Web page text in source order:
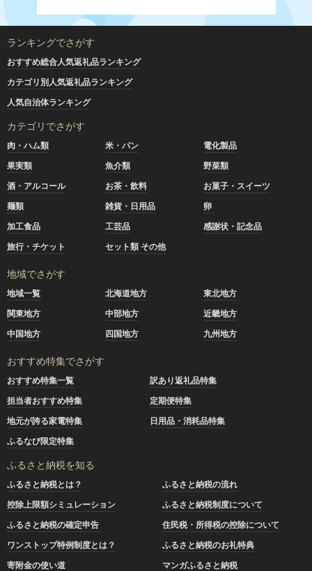
ランキングでさがす
おすすめ総合人気返礼品ランキング
カテゴリ別人気返礼品ランキング
人気自治体ランキング
カテゴリでさがす
肉・ハム類 米・パン
電化製品
果実類
魚介類
野菜類
酒・アルコール
お茶・飲料
お菓子・スイーツ
麺類
雑貨・日用品
卵
加工食品
工芸品
感謝状・記念品
旅行・チケット
セット類 その他
地域でさがす
地域一覧 北海道地方
東北地方
関東地方
中部地方
近畿地方
中国地方
四国地方 九州地方
おすすめ特集でさがす
おすすめ特集一覧
訳あり返礼品特集
担当者おすすめ特集
定期便特集
地元が誇る家電特集
日用品・消耗品特集
ふるなび限定特集
ふるさと納税を知る
ふるさと納税とは？
ふるさと納税の流れ
控除上限額シミュレーション
ふるさと納税制度について
ふるさと納税の確定申告
住民税・所得税の控除について
ワンストップ特例制度とは？
ふるさと納税のお礼特典
寄附金の使い道
マンガふるさと納税